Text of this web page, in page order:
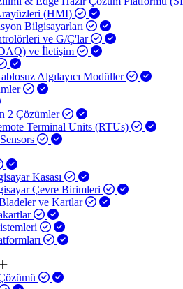
(HMI)
Bilgisayarları
ve G/Ç'lar
ve İletişim
Algılayıcı Modüller
2 Çözümler
Terminal Units (RTUs)
Kasası
Çevre Birimleri
ve Kartlar